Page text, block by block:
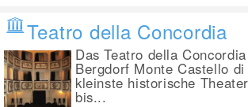
Teatro della Concordia
Das Teatro della
Bergdorf Monte Castello
kleinste historische
bis...